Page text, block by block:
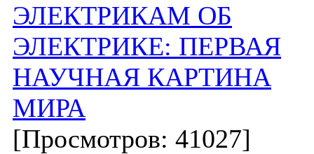
ЭЛЕКТРИКАМ ОБ
ЭЛЕКТРИКЕ: ПЕРВАЯ
НАУЧНАЯ КАРТИНА
МИРА
[Просмотров: 41027]